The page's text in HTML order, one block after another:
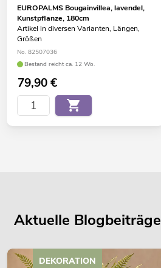
EUROPALMS Bougainvillea, lavendel,
Kunstpflanze, 180cm
Artikel in diversen Varianten, Längen,
Größen
No. 82507036
Bestand reicht ca. 12 Wo.
79,90€
Aktuelle Blogbeiträge
DEKORATION